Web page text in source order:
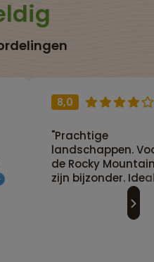
8,0
"Prachtige
landschappen.
de Rocky
zijn bijzonder.
reis als je in een
tempo de
natuur van